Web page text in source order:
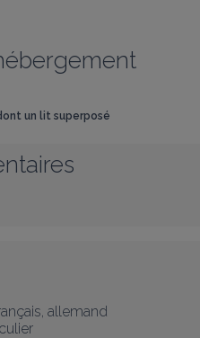
un lit superposé
allemand